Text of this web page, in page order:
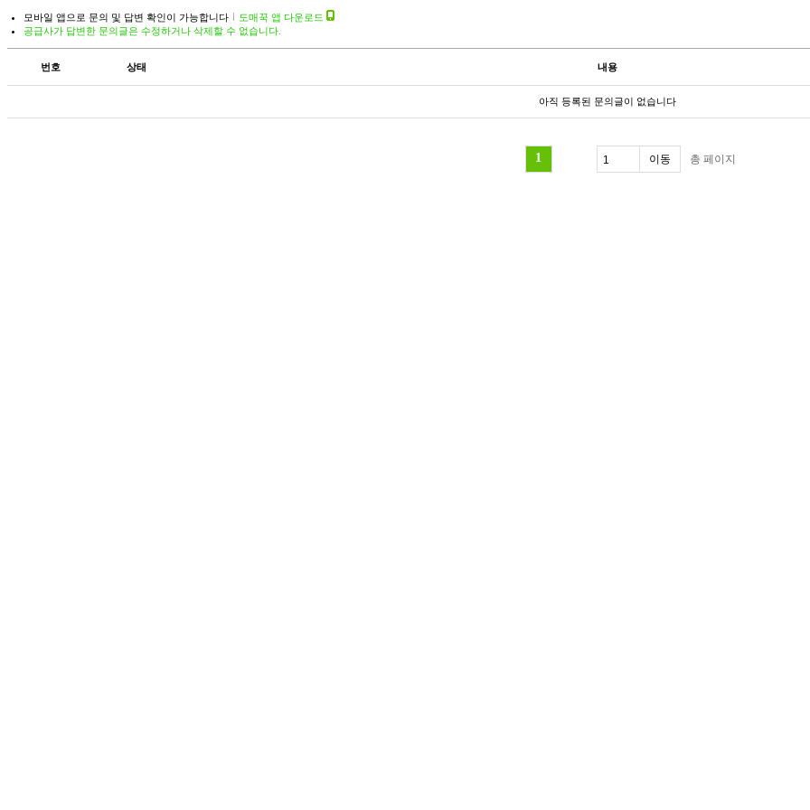
모바일 앱으로 문의 및 답변 확인이 가능합니다
도매꾹 앱 다운로드
공급사가 답변한 문의글은 수정하거나 삭제할 수 없습니다.
번호 상태 내용
아직 등록된 문의글이 없습니다
1 총 페이지